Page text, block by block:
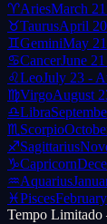
♈AriesMarch
♉TaurusApril
♊GeminiMay
♋CancerJune
♌LeoJuly 23 -
♍VirgoAugust
♎Libra
♏ Scorpio
♐Sagittarius
♑Capricorn
♒Aquarius
♓Pisces
Tempo